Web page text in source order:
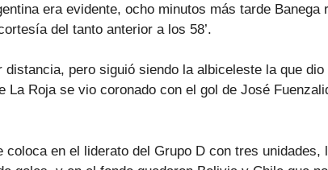
era evidente, ocho minutos más tarde Banega
del tanto anterior a los 58’.
distancia, pero siguió siendo la albiceleste la que
La Roja se vio coronado con el gol de José
coloca en el liderato del Grupo D con tres unidades,